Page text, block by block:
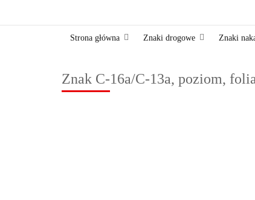
Strona główna Znaki drogowe Znaki
Znak C-16a/C-13a, poziom,